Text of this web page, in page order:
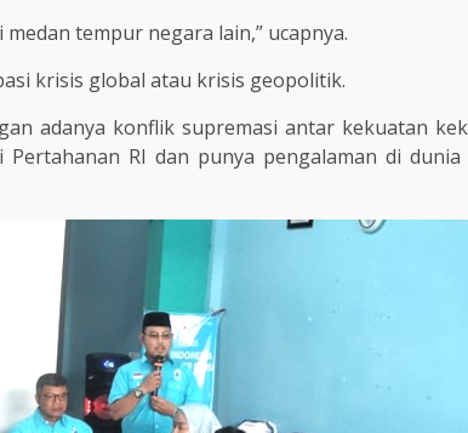
tempur negara lain,” ucapnya.
krisis global atau krisis geopolitik.
adanya konflik supremasi antar kekuatan
RI dan punya pengalaman di